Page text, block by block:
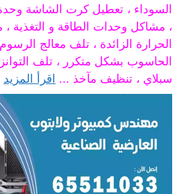
السوداء ، تعطيل كرت الشاشة
، مشاكل وحدات الطاقة و التغذية
الحرارة الزائدة ، تلف معالج
الحاسوب بشكل متكرر ، تلف
سبلاي ، تنظيف مآخذ ... اقرأ المزيد